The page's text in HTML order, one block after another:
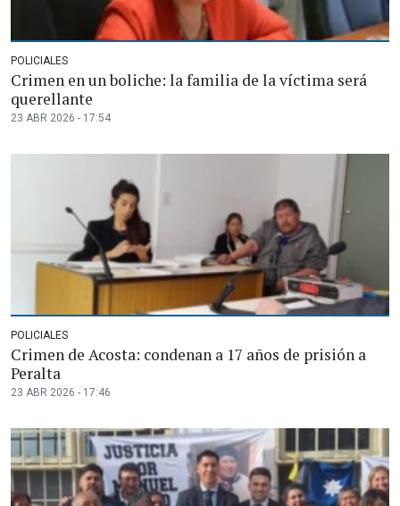
POLICIALES
Crimen en un boliche: la familia de la víctima será
querellante
23 ABR 2026 - 17:54
POLICIALES
Crimen de Acosta: condenan a 17 años de prisión a
Peralta
23 ABR 2026 - 17:46